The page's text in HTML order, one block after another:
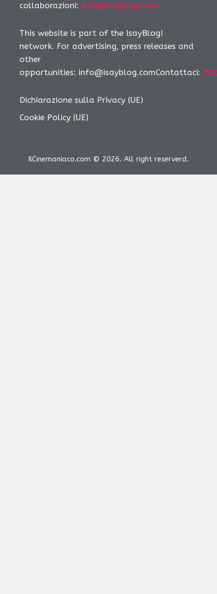
collaborazioni: info@isayblog.com
This website is part of the IsayBlog!
network. For advertising, press releases and
other
opportunities: info@isayblog.comContattaci:
Dichiarazione sulla Privacy (UE)
Cookie Policy (UE)
IlCinemaniaco.com © 2026. All right reserverd.